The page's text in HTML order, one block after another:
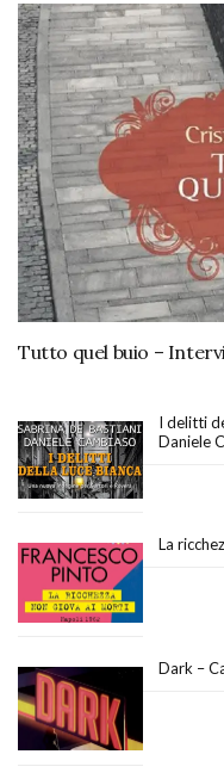
Tutto quel buio –
I delitti
Daniele
La
Dark –